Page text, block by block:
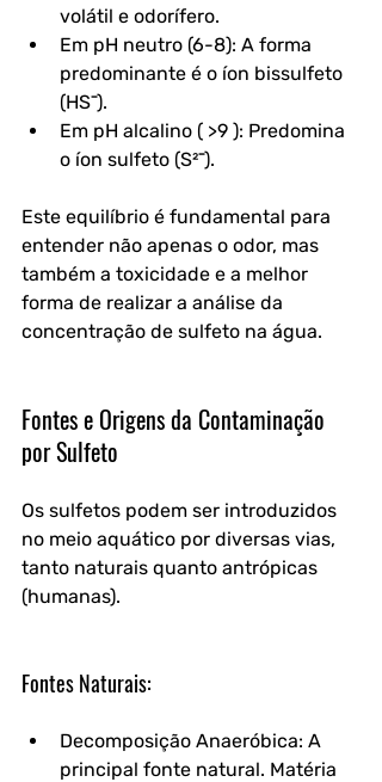
volátil e odorífero.
Em pH neutro (6-8): A forma
predominante é o íon bissulfeto
(HS⁻).
Em pH alcalino ( >9 ): Predomina
o íon sulfeto (S²⁻).
Este equilíbrio é fundamental para
entender não apenas o odor, mas
também a toxicidade e a melhor
forma de realizar a análise da
concentração de sulfeto na água.
Fontes e Origens da Contaminação
por Sulfeto
Os sulfetos podem ser introduzidos
no meio aquático por diversas vias,
tanto naturais quanto antrópicas
(humanas).
Fontes Naturais:
Decomposição Anaeróbica: A
principal fonte natural. Matéria